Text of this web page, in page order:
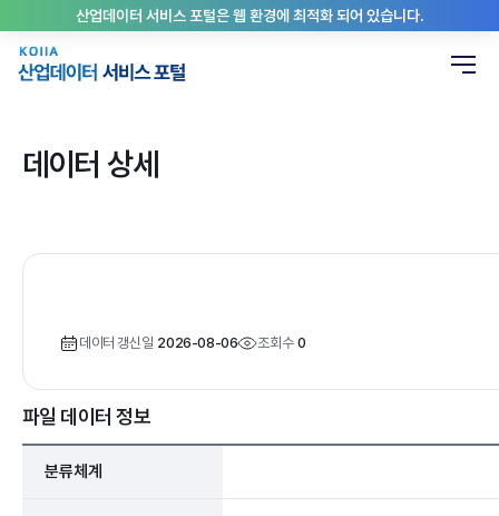
산업데이터 서비스 포털은 웹 환경에 최적화 되어 있습니다.
데이터 상세
데이터 갱신일 2026-08-06 조회수 0
파일 데이터 정보
분류체계